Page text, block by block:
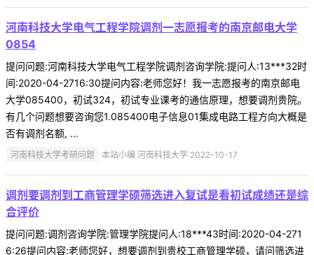
河南科技大学电气工程学院调剂一志愿报考的南京邮电大学
0854
提问问题:河南科技大学电气工程学院调剂咨询学院:提问人:13***32时
间:2020-04-2716:30提问内容:老师您好！我一志愿报考的南京邮电
大学085400，初试324，初试专业课考的通信原理，想要调剂贵院。
有几个问题想要咨询您1.085400电子信息01集成电路工程方向大概是
否有调剂名额, ...
河南科技大学考研问题 本站小编 河南科技大学 2022-10-17
调剂要调剂到工商管理学硕筛选进入复试是看初试成绩还是综
合评价
提问问题:调剂咨询学院:管理学院提问人:18***43时间:2020-04-271
6:26提问内容:老师您好，想要调剂到贵校工商管理学硕，请问筛选进